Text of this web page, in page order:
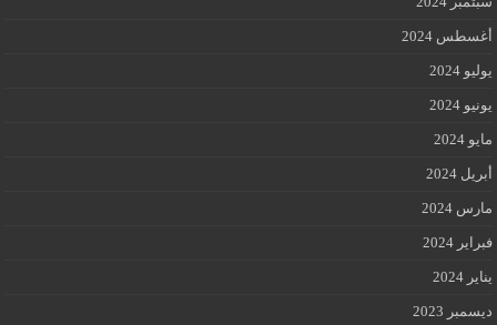
أغسطس 2024
يوليو 2024
يونيو 2024
مايو 2024
أبريل 2024
مارس 2024
فبراير 2024
يناير 2024
ديسمبر 2023